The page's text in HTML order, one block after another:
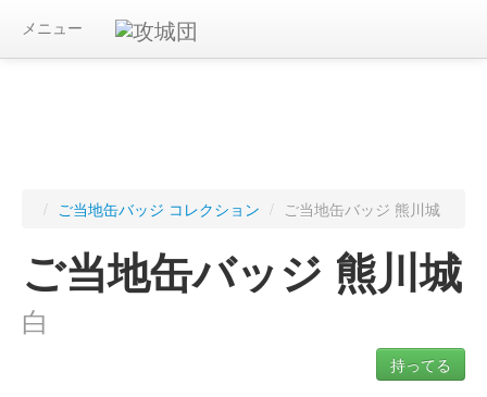
メニュー
/ ご当地缶バッジ コレクション / ご当地缶バッジ 熊川城
ご当地缶バッジ 熊川城
白
持ってる